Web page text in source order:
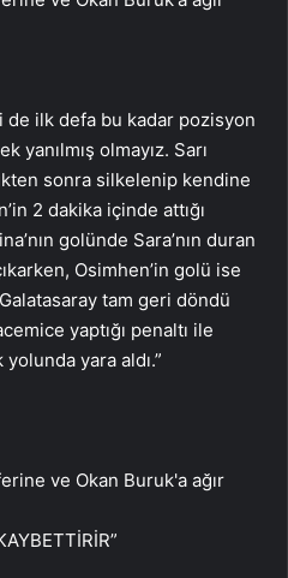
de ilk defa bu kadar pozisyon
yanılmış olmayız. Sarı
sonra silkelenip kendine
2 dakika içinde attığı
golünde Sara’nın duran
Osimhen’in golü ise
tam geri döndü
yaptığı penaltı ile
yara aldı.”